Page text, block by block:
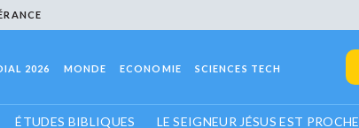
2026 MONDE ECONOMIE SCIENCES TECH
ÉTUDES BIBLIQUES LE SEIGNEUR JÉSUS EST PROCHE